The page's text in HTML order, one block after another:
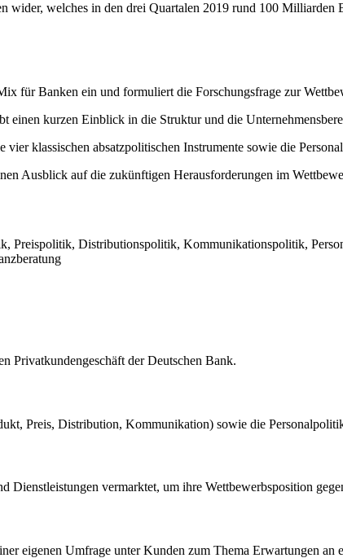
wider, welches in den drei Quartalen 2019 rund 100 Milliarden
für Banken ein und formuliert die Forschungsfrage zur
einen kurzen Einblick in die Struktur und die
vier klassischen absatzpolitischen Instrumente sowie die
Ausblick auf die zukünftigen Herausforderungen im
Preispolitik, Distributionspolitik, Kommunikationspolitik,
Privatkundengeschäft der Deutschen Bank.
Preis, Distribution, Kommunikation) sowie die
vermarktet, um ihre Wettbewerbsposition
eigenen Umfrage unter Kunden zum Thema Erwartungen an